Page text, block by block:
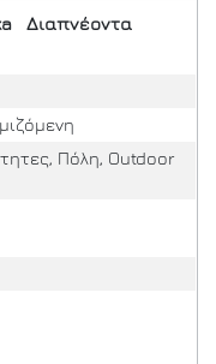
Διαπνέοντα
Πόλη, Outdoor